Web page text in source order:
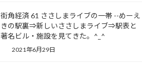
街角経済 61 ささしまライブの一帯 --めーえ
きの駅裏⇒新しいささしまライブ⇒駅表と
著名ビル・施設を見てきた。^_^
2021年6月29日